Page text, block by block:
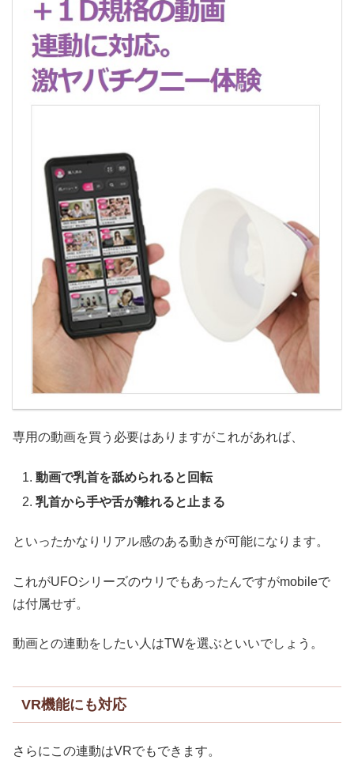
専用の動画を買う必要はありますがこれがあれば、
動画で乳首を舐められると回転
乳首から手や舌が離れると止まる
といったかなりリアル感のある動きが可能になります。
これがUFOシリーズのウリでもあったんですがmobileで
は付属せず。
動画との連動をしたい人はTWを選ぶといいでしょう。
VR機能にも対応
さらにこの連動はVRでもできます。